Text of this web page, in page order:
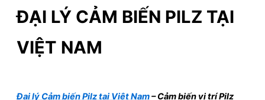
ĐẠI LÝ CẢM BIẾN PILZ TẠI
VIỆT NAM
Đại lý Cảm biến Pilz tại Việt Nam– Cảm biến vị trí Pilz